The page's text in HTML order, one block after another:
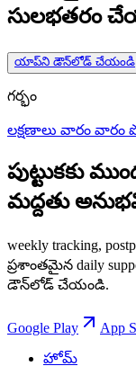
సులభతరం
యాప్‌ని డౌన్‌లోడ్ చేయండి
గర్భం
లక్షణాలు వారం వారం
పుట్టుకకు
మద్దతు
weekly tracking,
ప్రశాంతమైన daily
డౌన్‌లోడ్ చేయండి.
Google Play
App
హోమ్